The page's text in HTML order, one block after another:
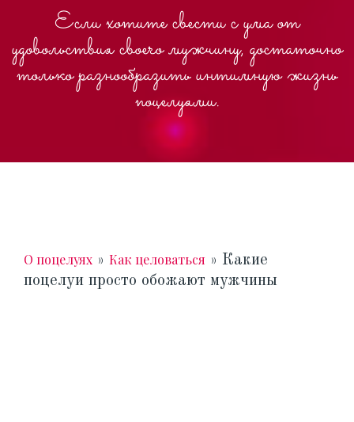
Если хотите свести с ума от
удовольствия своего мужчину, достаточно
только разнообразить интимную жизнь
поцелуями.
О поцелуях » Как целоваться » Какие
поцелуи просто обожают мужчины